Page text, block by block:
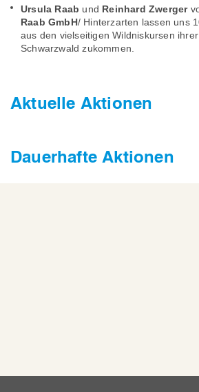
Ursula Raab und Reinhard Zwerger
Raab GmbH/ Hinterzarten lassen uns
aus den vielseitigen Wildniskursen
Schwarzwald zukommen.
Aktuelle Aktionen
Dauerhafte Aktionen